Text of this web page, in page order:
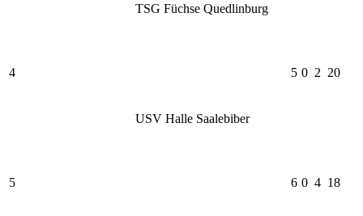
TSG Füchse Quedlinburg
4
USV Halle Saalebiber
5 0 2 20
5 6 0 4 18